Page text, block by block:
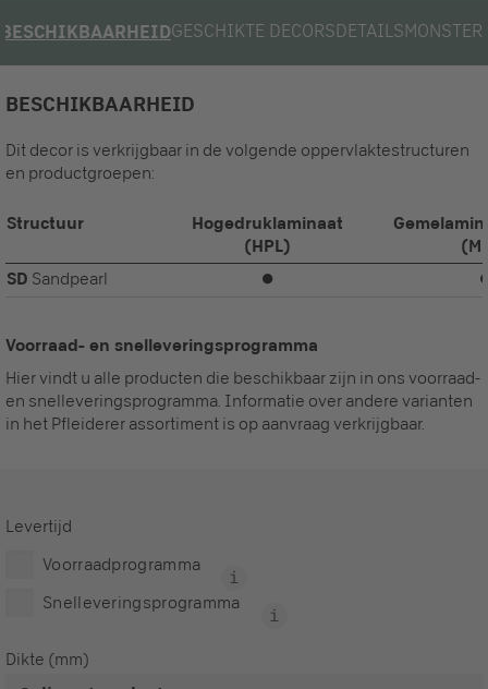
BESCHIKBAARHEIDGESCHIKTE DECORSDETAILS
BESCHIKBAARHEID
Dit decor is verkrijgbaar in de volgende oppervlaktestructuren
en productgroepen:
Structuur
Hogedruklaminaat
(HPL)
SD Sandpearl ⏺
Voorraad- en snelleveringsprogramma
Hier vindt u alle producten die beschikbaar zijn in ons voorraad-
en snelleveringsprogramma. Informatie over andere varianten
in het Pfleiderer assortiment is op aanvraag verkrijgbaar.
Levertijd
Voorraadprogramma
Snelleveringsprogramma
Dikte (mm)